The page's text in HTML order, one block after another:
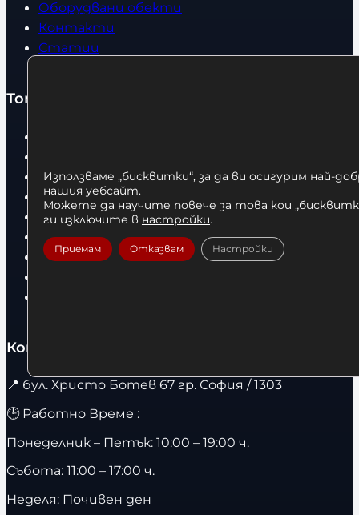
Оборудвани обекти
Контакти
Статии
Топ категории
Боксови ръкавици
Дрехи
Детски дрехи
Суичъри
Фитнес оборудване и аксесоари
Контакти
📍 бул. Христо Ботев 67 гр. София / 1303
🕒 Работно Време :
Понеделник – Петък: 10:00 – 19:00 ч.
Събота: 11:00 – 17:00 ч.
Неделя: Почивен ден
Използваме „бисквитки“, за да ви осигурим най-
нашия уебсайт.
Можете да научите повече за това кои
ги изключите в настройки.
Приемам Отказвам Настройки